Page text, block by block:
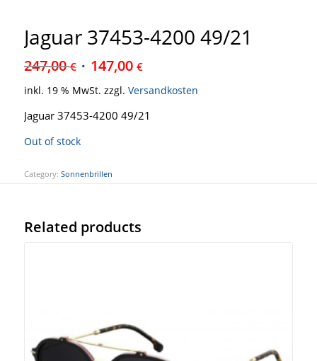
Jaguar 37453-4200 49/21
247,00€ 147,00 €
inkl. 19 % MwSt. zzgl. Versandkosten
Jaguar 37453-4200 49/21
Out of stock
Category: Sonnenbrillen
Related products